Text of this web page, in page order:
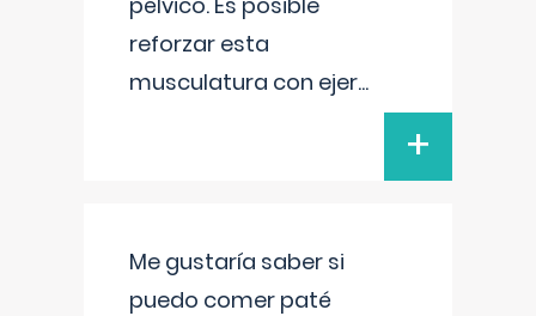
reforzar esta
musculatura con ejer...
+
Me gustaría saber si
puedo comer paté